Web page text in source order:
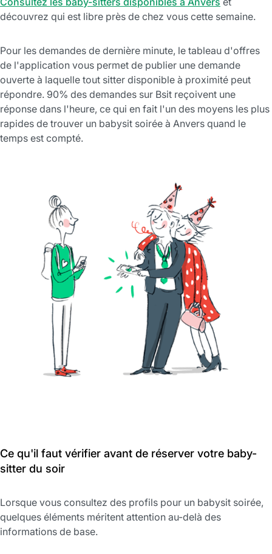
découvrez qui est libre près de chez vous cette semaine.
Pour les demandes de dernière minute, le tableau d'offres
de l'application vous permet de publier une demande
ouverte à laquelle tout sitter disponible à proximité peut
répondre. 90% des demandes sur Bsit reçoivent une
réponse dans l'heure, ce qui en fait l'un des moyens les plus
rapides de trouver un babysit soirée à Anvers quand le
temps est compté.
Ce qu'il faut vérifier avant de réserver votre baby-
sitter du soir
Lorsque vous consultez des profils pour un babysit soirée,
quelques éléments méritent attention au-delà des
informations de base.